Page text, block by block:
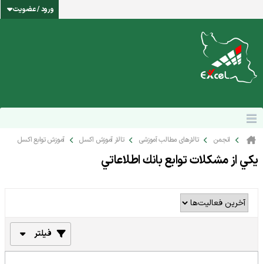
ورود / عضویت
انجمن تالارهای مطالب آموزشی تالار آموزش اکسل آموزش توابع اکسل
يكي از مشكلات توابع بانك اطلاعاتي
فیلتر